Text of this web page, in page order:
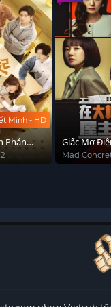
Minh - HD
Phản
Giấc Mơ
Mad